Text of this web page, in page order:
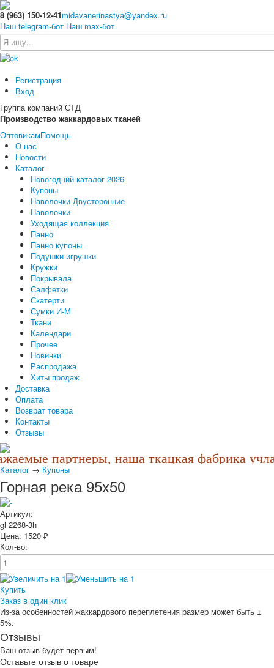
8 (963) 150-12-41midavanerinastya@yandex.ru
Наш telegram-бот Наш max-бот
Регистрация
Вход
Группа компаний СТД
Производство жаккардовых тканей
ОптовикамПомощь
О нас
Новости
Каталог
Новогодний каталог 2026
Купоны
Наволочки Двусторонние
Наволочки
Уходящая коллекция
Панно
Панно купоны
Подушки игрушки
Кружки
Покрывала
Салфетки
Скатерти
Сумки И-М
Ткани
Календари
Прочее
Новинки
Распродажа
Хиты продаж
Доставка
Оплата
Возврат товара
Контакты
Отзывы
партнеры, наша ткацкая фабрика
Каталог → Купоны
Горная река 95x50
Артикул:
gl 2268-3h
Цена: 1520 ₽
Кол-во:
Купить
Заказ в один клик
Из-за особенностей жаккардового переплетения размер может быть ±
5%.
Отзывы
Ваш отзыв будет первым!
Оставьте отзыв о товаре